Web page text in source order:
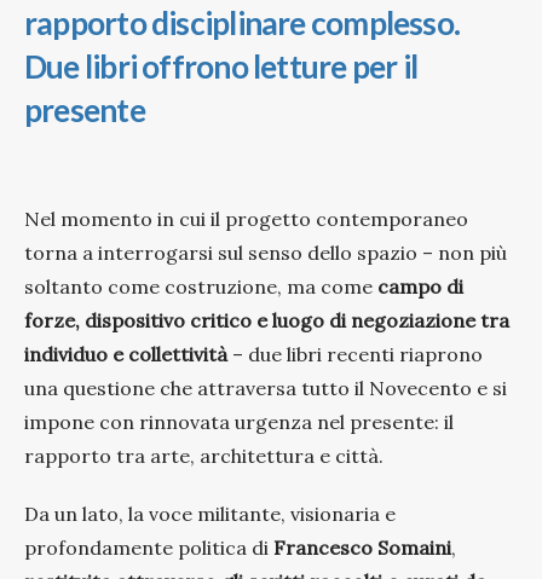
rapporto disciplinare complesso.
Due libri offrono letture per il
presente
Nel momento in cui il progetto contemporaneo
torna a interrogarsi sul senso dello spazio – non più
soltanto come costruzione, ma come campo di
forze, dispositivo critico e luogo di negoziazione tra
individuo e collettività – due libri recenti riaprono
una questione che attraversa tutto il Novecento e si
impone con rinnovata urgenza nel presente: il
rapporto tra arte, architettura e città.
Da un lato, la voce militante, visionaria e
profondamente politica di Francesco Somaini,